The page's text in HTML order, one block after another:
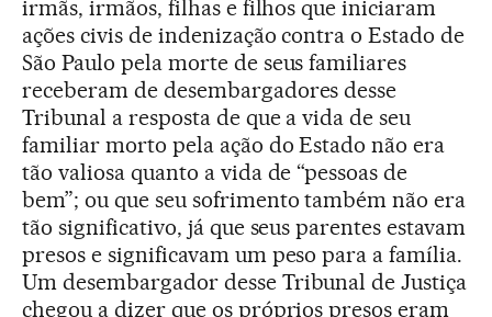
irmãs, irmãos, filhas e filhos que iniciaram
ações civis de indenização contra o Estado de
São Paulo pela morte de seus familiares
receberam de desembargadores desse
Tribunal a resposta de que a vida de seu
familiar morto pela ação do Estado não era
tão valiosa quanto a vida de “pessoas de
bem”; ou que seu sofrimento também não era
tão significativo, já que seus parentes estavam
presos e significavam um peso para a família.
Um desembargador desse Tribunal de Justiça
chegou a dizer que os próprios presos eram